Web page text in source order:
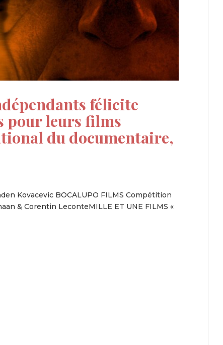
félicite
pour leurs films
du documentaire,
Kovacevic BOCALUPO FILMS Compétition
& Corentin LeconteMILLE ET UNE FILMS «